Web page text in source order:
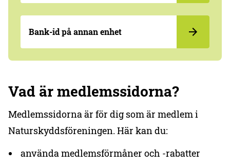
Bank-id på annan enhet
Vad är medlemssidorna?
Medlemssidorna är för dig som är medlem i
Naturskyddsföreningen. Här kan du:
använda medlemsförmåner och -rabatter